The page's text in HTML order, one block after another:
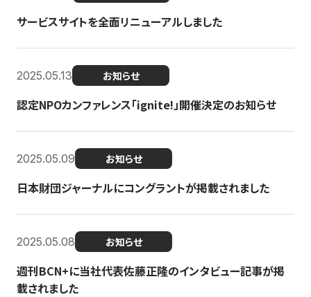
サービスサイトを全面リニューアルしました
2025.05.13 お知らせ
認定NPOカンファレンス「ignite!」開催決定のお知らせ
2025.05.09 お知らせ
日本財団ジャーナルにコングラントが掲載されました
2025.05.08 お知らせ
週刊BCN+に当社代表佐藤正隆のインタビュー記事が掲
載されました